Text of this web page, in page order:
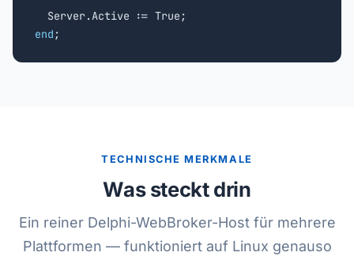
end ;
TECHNISCHE MERKMALE
Was steckt drin
Ein reiner Delphi-WebBroker-Host für mehrere
Plattformen — funktioniert auf Linux genauso